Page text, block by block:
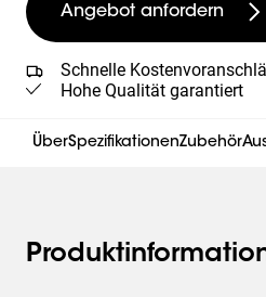
Angebot anfordern
Schnelle
Hohe Qualität garantiert
ÜberSpezifikationenZubehör